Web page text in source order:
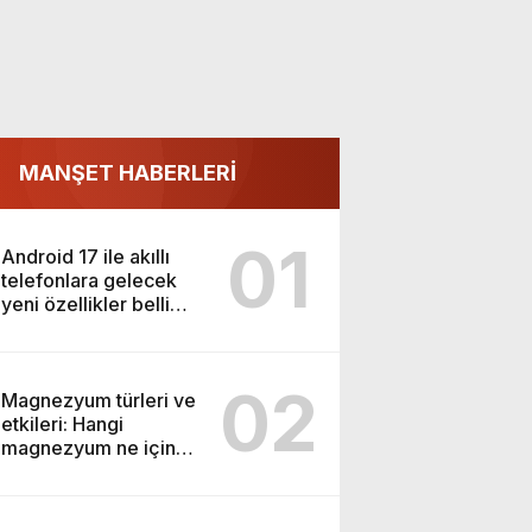
MANŞET HABERLERİ
Android 17 ile akıllı
telefonlara gelecek
yeni özellikler belli
01
Magnezyum türleri ve
etkileri: Hangi
magnezyum ne için
02